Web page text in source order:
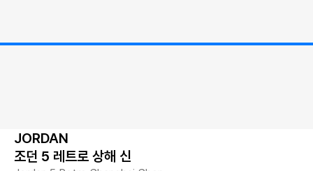
JORDAN
조던 5 레트로 상해 신